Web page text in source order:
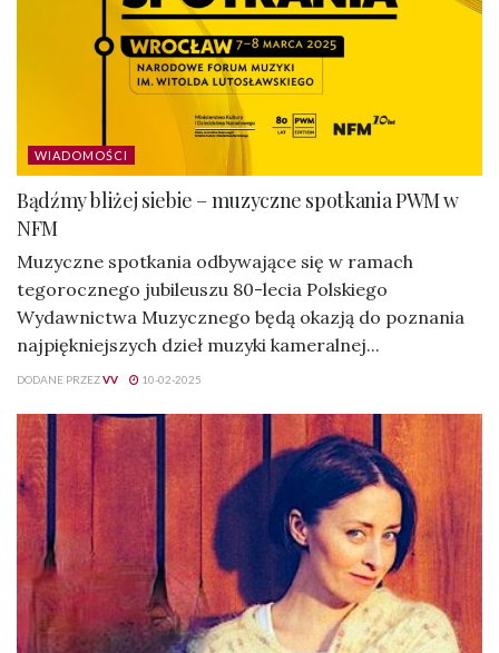
WIADOMOŚCI
Bądźmy bliżej siebie – muzyczne spotkania PWM w
NFM
Muzyczne spotkania odbywające się w ramach
tegorocznego jubileuszu 80-lecia Polskiego
Wydawnictwa Muzycznego będą okazją do poznania
najpiękniejszych dzieł muzyki kameralnej...
DODANE PRZEZVV 10-02-2025